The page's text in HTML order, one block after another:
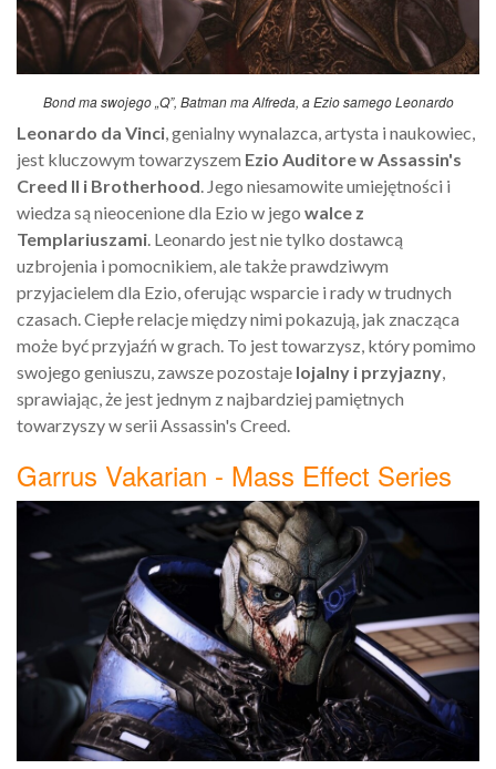
Bond ma swojego „Q”, Batman ma Alfreda, a Ezio samego Leonardo
Leonardo da Vinci , genialny wynalazca, artysta i naukowiec,
jest kluczowym towarzyszem Ezio Auditore w Assassin's
Creed II i Brotherhood . Jego niesamowite umiejętności i
wiedza są nieocenione dla Ezio w jego walce z
Templariuszami . Leonardo jest nie tylko dostawcą
uzbrojenia i pomocnikiem, ale także prawdziwym
przyjacielem dla Ezio, oferując wsparcie i rady w trudnych
czasach. Ciepłe relacje między nimi pokazują, jak znacząca
może być przyjaźń w grach. To jest towarzysz, który pomimo
swojego geniuszu, zawsze pozostaje lojalny i przyjazny
sprawiając, że jest jednym z najbardziej pamiętnych
towarzyszy w serii Assassin's Creed.
Garrus Vakarian - Mass Effect Series